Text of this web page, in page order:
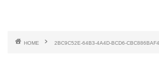
HOME 2BC9C52E-64B3-4A4D-BCD6-